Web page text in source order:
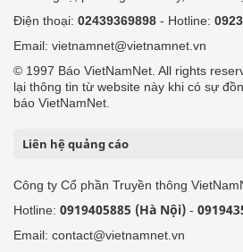
Điện thoại: 02439369898 - Hotline:
Email: vietnamnet@vietnamnet.vn
© 1997 Báo VietNamNet. All rights
lại thông tin từ website này khi có sự
báo VietNamNet.
Liên hệ quảng cáo
Công ty Cổ phần Truyền thông
Hotline: 0919405885 (Hà Nội) -
Email: contact@vietnamnet.vn